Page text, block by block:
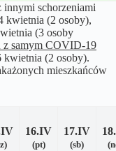
schorzeniami
kwietnia (2 osoby),
(3 osoby
z samym COVID-19
kwietnia (2 osoby).
mieszkańców
16.IV
(pt)
17.IV
(sb)
18